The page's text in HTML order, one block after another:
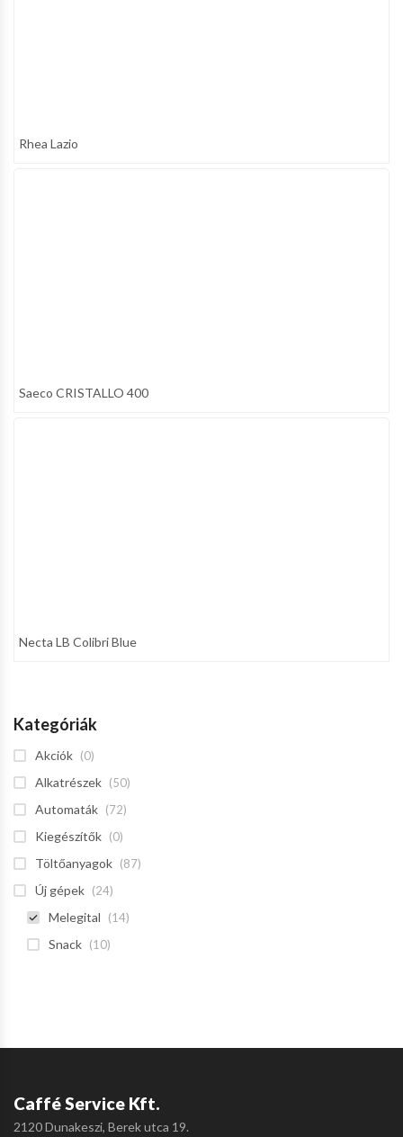
Rhea Lazio
Saeco CRISTALLO 400
Necta LB Colibri Blue
Kategóriák
Akciók (0)
Alkatrészek (50)
Automaták (72)
Kiegészítők (0)
Töltőanyagok (87)
Új gépek (24)
Melegital (14)
Snack (10)
Caffé Service Kft.
2120 Dunakeszi, Berek utca 19.